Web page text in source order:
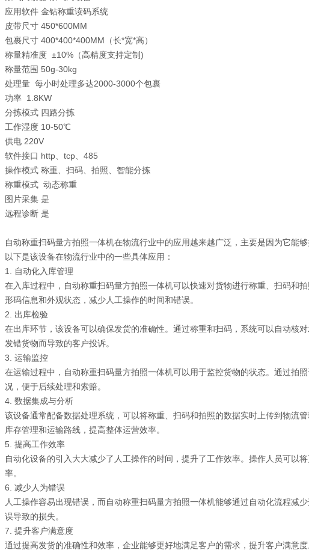
应用软件 金钻称重读码系统
皮带尺寸 450*600MM
包裹尺寸 400*400*400MM（长*宽*高）
称量精准度 ±10%（高精度支持定制)
称量范围 50g-30kg
处理量 每小时处理多达2000-3000个包裹
功率 1.8KW
分拣模式 四路分拣
工作湿度 10-50℃
供电 220V
软件接口 http、tcp、485
操作模式 称重、扫码、拍照、智能分拣
称重模式 动态称重
图片采集 是
远程诊断 是
自动称重扫码量方拍照一体机在物流行业中的应用越来越广泛，主要是因为它能
以下是该设备在物流行业中的一些具体应用：
1. 自动化入库管理
在入库过程中，自动称重扫码量方拍照一体机可以快速对货物进行称重、扫码和
形码信息和外观状态，减少人工操作的时间和错误。
2. 出库检验
在出库环节，该设备可以确保发货的准确性。通过称重和扫码，系统可以自动核
发错货物而导致的客户投诉。
3. 运输监控
在运输过程中，自动称重扫码量方拍照一体机可以用于监控货物的状态。通过拍
况，便于后续处理和索赔。
4. 数据集成与分析
该设备通常配备数据处理系统，可以将称重、扫码和拍照的数据实时上传到物流
库存管理和运输路线，提高整体运营效率。
5. 提高工作效率
自动化设备的引入大大减少了人工操作的时间，提升了工作效率。操作人员可以
率。
6. 减少人为错误
人工操作容易出现错误，而自动称重扫码量方拍照一体机能够通过自动化流程减
误导致的损失。
7. 提升客户满意度
通过提高发货的准确性和效率，企业能够更好地满足客户的需求，提升客户满意